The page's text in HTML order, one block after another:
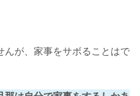
が、家事をサボることはで